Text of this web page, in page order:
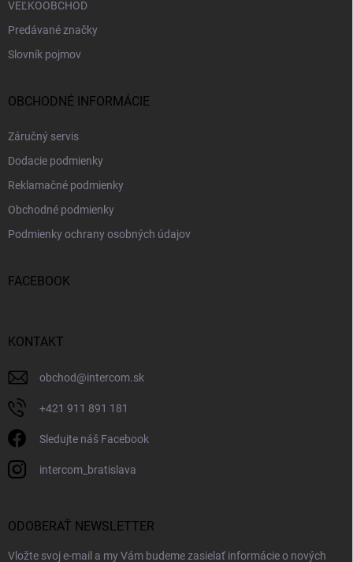
VEĽKOOBCHOD
Predávané značky
Slovník pojmov
OBCHODNÉ INFORMÁCIE
Záručný servis
Dodacie podmienky
Reklamačné podmienky
Obchodné podmienky
Podmienky ochrany osobných údajov
FACEBOOK
KONTAKT
obchod@intercom.sk
+421 911 891 181
Sledujte náš Facebook
intercom_bratislava
ODOBERAŤ NEWSLETTER
Vložte svoj e-mail a my Vám budeme zasielať informácie o nových